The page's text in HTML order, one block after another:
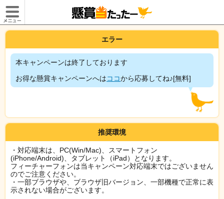
エラー
本キャンペーンは終了しております
お得な懸賞キャンペーンへはココから応募してね♪[無料]
推奨環境
・対応端末は、PC(Win/Mac)、スマートフォン
(iPhone/Android)、タブレット（iPad）となります。
フィーチャーフォンは当キャンペーン対応端末ではございません
のでご注意ください。
・一部ブラウザや、ブラウザ旧バージョン、一部機種で正常に表
示されない場合がございます。